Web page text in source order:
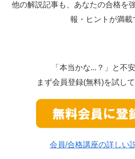
他の解説記事も、あなたの合格を
報・ヒントが満載
「本当かな...？」と不
まず会員登録(無料)を試し
会員/合格講座の詳しい